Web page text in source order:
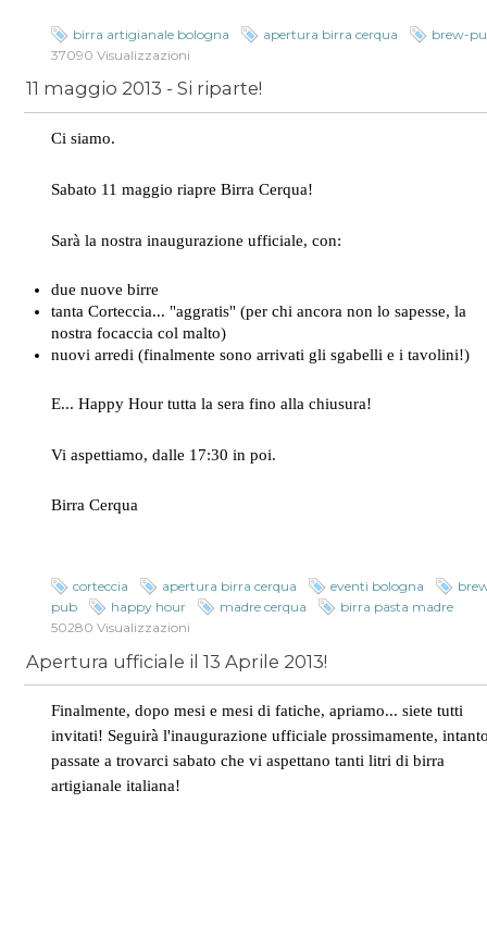
birra artigianale bologna apertura birra cerqua
brew-
37090 Visualizzazioni
11 maggio 2013 - Si riparte!
Ci siamo.
Sabato 11 maggio riapre Birra Cerqua!
Sarà la nostra inaugurazione ufficiale, con:
due nuove birre
tanta Corteccia... "aggratis" (per chi ancora non lo sapesse, la
nostra focaccia col malto)
nuovi arredi (finalmente sono arrivati gli sgabelli e i tavolini!)
E... Happy Hour tutta la sera fino alla chiusura!
Vi aspettiamo, dalle 17:30 in poi.
Birra Cerqua
corteccia apertura birra cerqua eventi bologna
pub
happy hour madre cerqua
birra pasta madre
50280 Visualizzazioni
Apertura ufficiale il 13 Aprile 2013!
Finalmente, dopo mesi e mesi di fatiche, apriamo... siete tutti
invitati! Seguirà l'inaugurazione ufficiale prossimamente,
passate a trovarci sabato che vi aspettano tanti litri di birra
artigianale italiana!